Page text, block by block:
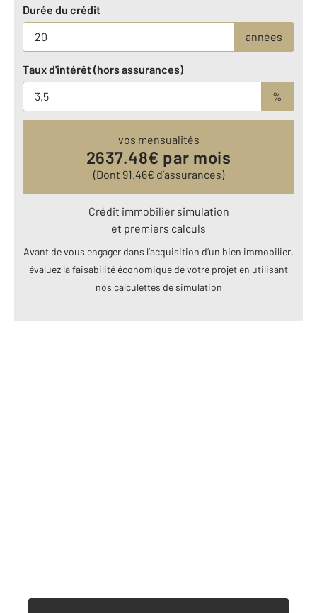
Durée du crédit
années
Taux d'intérêt (hors assurances)
%
vos mensualités
2637.48€ par mois
(Dont 91.46€ d’assurances)
Crédit immobilier simulation
et premiers calculs
Avant de vous engager dans l’acquisition d’un bien immobilier,
évaluez la faisabilité économique de votre projet en utilisant
nos calculettes de simulation